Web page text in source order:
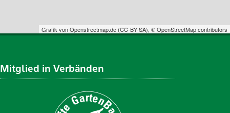
Grafik vonOpenstreetmap.de (CC-BY-SA), © OpenStreetMap contributors
Mitglied in Verbänden